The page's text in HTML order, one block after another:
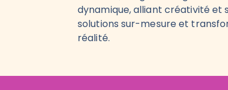
dynamique, alliant créativité et
solutions sur-mesure et
réalité.